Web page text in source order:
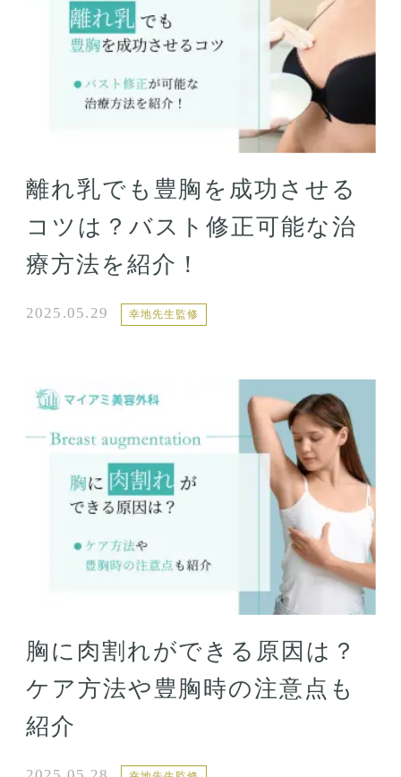
離れ乳でも豊胸を成功させる
コツは？バスト修正可能な治
療方法を紹介！
2025.05.29 幸地先生監修
胸に肉割れができる原因は？
ケア方法や豊胸時の注意点も
紹介